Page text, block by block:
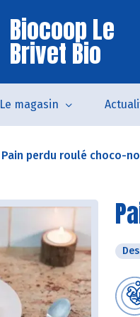
Biocoop Le
Brivet Bio
Le magasin
Pain perdu roulé choco-